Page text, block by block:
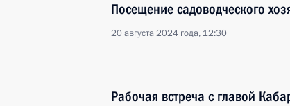
Посещение садоводческого
20 августа 2024 года, 12:30
Рабочая встреча с главой